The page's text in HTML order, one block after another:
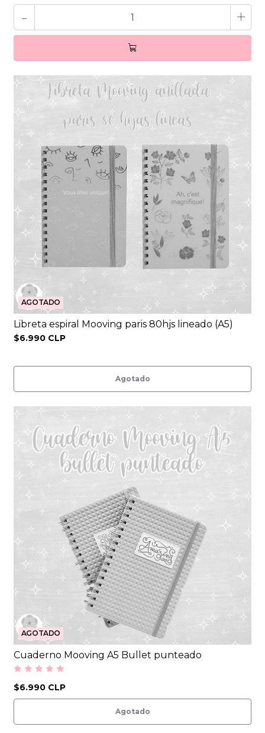
- +
AGOTADO
Libreta espiral Mooving paris 80hjs lineado (A5)
$6.990 CLP
Agotado
AGOTADO
Cuaderno Mooving A5 Bullet punteado
$6.990 CLP
Agotado